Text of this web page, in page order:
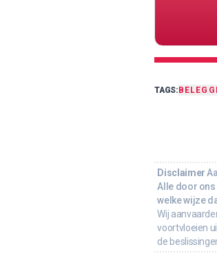
TAGS:
Disclaimer
Alle door ons
welke wijze
Wij
voortvloeien
de